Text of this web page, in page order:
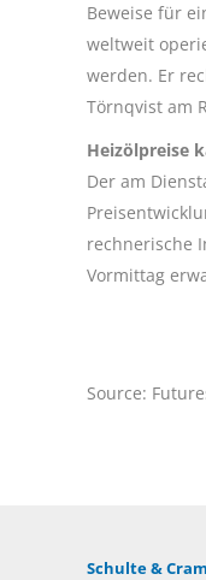
Beweise für
weltweit
werden. Er
Törnqvist am
Heizölpreise
Der am
rechnerische
Vormittag
Source:
Schulte &